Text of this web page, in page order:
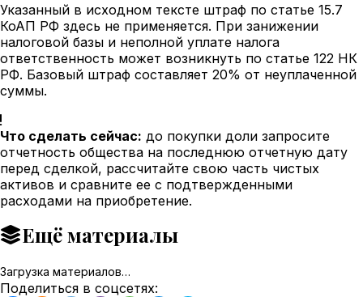
Указанный в исходном тексте штраф по статье 15.7
КоАП РФ здесь не применяется. При занижении
налоговой базы и неполной уплате налога
ответственность может возникнуть по статье 122 НК
РФ. Базовый штраф составляет 20% от неуплаченной
суммы.
Что сделать сейчас: до покупки доли запросите
отчетность общества на последнюю отчетную дату
перед сделкой, рассчитайте свою часть чистых
активов и сравните ее с подтвержденными
расходами на приобретение.
Ещё материалы
Загрузка материалов…
Поделиться в соцсетях: